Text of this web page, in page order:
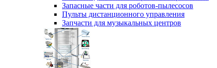
Запасные части для роботов-пылесосов
Пульты дистанционного управления
Запчасти для музыкальных центров